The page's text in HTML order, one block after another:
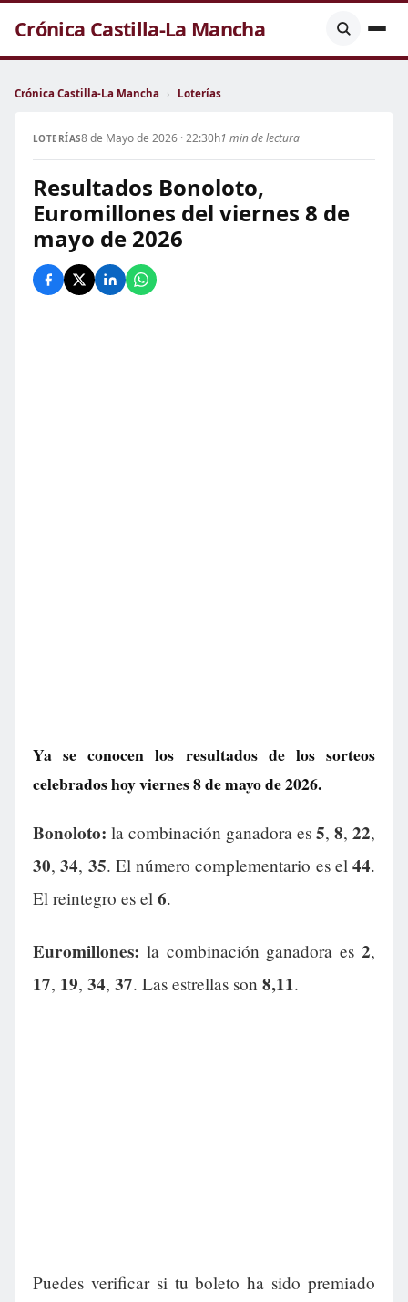
Crónica Castilla-La Mancha
Crónica Castilla-La Mancha › Loterías
LOTERÍAS8 de Mayo de 2026 · 22:30h1 min de lectura
Resultados Bonoloto,
Euromillones del viernes 8 de
mayo de 2026
Ya se conocen los resultados de los sorteos
celebrados hoy viernes 8 de mayo de 2026.
Bonoloto: la combinación ganadora es 5, 8, 22,
30,34, 35. El número complementario es el 44.
El reintegro es el 6.
Euromillones: la combinación ganadora es 2,
17, 19, 34, 37. Las estrellas son 8,11.
Puedes verificar si tu boleto ha sido premiado